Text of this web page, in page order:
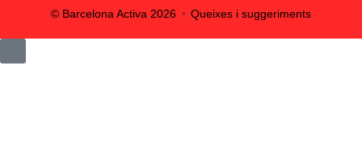
© Barcelona Activa 2026 Queixes i suggeriments